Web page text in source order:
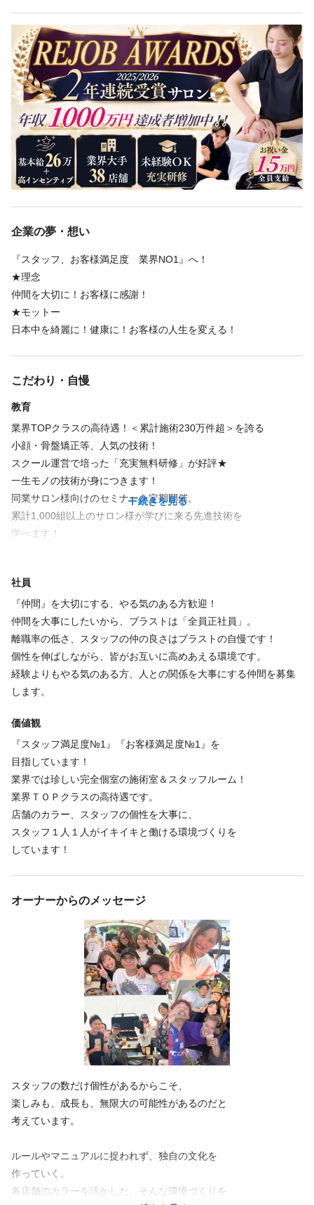
未経験の方も、丁寧に指導をしますので、
安心してご応募ください。
併設スクールで講師を行う先生が直接指導、
未経験から、一流のセラピストを目指せます。
◇経験者歓迎!
同業のサロン様向けのセミナーを数多く開催、
日本中、海外からも同業者が学びに来ており、
先進技術が身に付きます。
現場配属後も毎月の定期勉強会や、
レベル毎の個別研修、パワーアップ研修、
自由参加勉強会などを用意。
経験者もスキルアップできる環境です。
接客業の経験がある方は、実務で活かしていただく
ことができます。
中途入社＆未経験スタートの先輩も活躍中！
先輩たちの前職は、販売スタッフ、飲食店スタッフ、
パーソナルトレーナー、ヨガインストラクター
など、さまざま。
未経験から入社をした社員も多く活躍しているので、
不安なことがあれば遠慮なく先輩に相談してください。
新しい仲間をみんなでサポートします。
セラピストは、自分の手でお客様の人生を変えられる、
日々やりがいを感じられる職業です。
みませんか。
「安心の基本給（メンバーシップ型）」を組み合わせた
「ハイブリッド型」の給与制度を導入。
お客様の幸せに貢献した分、努力した分、を正当に評価し、しっ
かり収入に反映します！
未経験からでも業界トップクラスの収入を目指せる
業界TOPクラスの研修・サポート体制で、成長と収入ＵＰを叶え
られる環境です。
○施術室、スタッフルームは全室、空調完備の完全個室！
働きやすい環境
なっており、スタッフの交流、快適に働ける環境を
○施術以外の業務を効率化！
セラピスト全員にiPadを支給、予約やスケジュール管理も簡単。
自社マニュアルシステムを導入し
研修マニュアルも充実しています。
また、新規予約管理や集客は、本社で一括管理。
お客様の施術対応以外の業務は全て簡略化し
○仕事も遊びも一生懸命!
社員旅行・BBQ・忘年会など楽しいイベントも沢山!
一生モノのスキルと仲間を、当社で手に入れませんか?
今後も全国に続々出店、一緒にがんばる仲間を募集
しています。
＜全国38店舗＞
【東北】
仙台店
【関東】
銀座店・表参道店・恵比寿店・自由が丘店・上野店・
新宿店・高田馬場店・渋谷店・池袋店・錦糸町店・
吉祥寺店・立川店・町田店・横浜店・川崎店・溝の口店・
湘南藤沢店・千葉店・船橋店・柏店・大宮店・川越店
名駅店・栄店
【関西】
京都店・難波店・梅田店・天王寺店・京橋店・高槻店・
神戸三宮店
【中国】
広島店
【九州】
博多店・天神店・小倉店・熊本店
※配属先は希望を考慮、会社都合の転勤なし
企業の夢・想い
『スタッフ、お客様満足度 業界NO1』へ！
★理念
仲間を大切に！お客様に感謝！
★モットー
日本中を綺麗に！健康に！お客様の人生を変える！
こだわり・自慢
教育
業界TOPクラスの高待遇！＜累計施術230万件超＞を誇る
小顔・骨盤矯正等、人気の技術！
スクール運営で培った「充実無料研修」が好評★
一生モノの技術が身につきます！
同業サロン様向けのセミナーを定期開催。
累計1,000組以上のサロン様が学びに来る先進技術を
学べます！
配属後の研修も充実、経験者もスキルＵＰできます
続きを見る
社員
『仲間』を大切にする、やる気のある方歓迎！
仲間を大事にしたいから、ブラストは「全員正社員」。
離職率の低さ、スタッフの仲の良さはブラストの自慢です！
個性を伸ばしながら、皆がお互いに高めあえる環境です。
経験よりもやる気のある方、人との関係を大事にする仲間を募集
します。
価値観
『スタッフ満足度№1』『お客様満足度№1』を
目指しています！
業界では珍しい完全個室の施術室＆スタッフルーム！
業界ＴＯＰクラスの高待遇です。
店舗のカラー、スタッフの個性を大事に、
スタッフ１人１人がイキイキと働ける環境づくりを
しています！
オーナーからのメッセージ
スタッフの数だけ個性があるからこそ、
楽しみも、成長も、無限大の可能性があるのだと
考えています。
ルールやマニュアルに捉われず、独自の文化を
作っていく。
各店舗のカラーを活かした、そんな環境づくりを